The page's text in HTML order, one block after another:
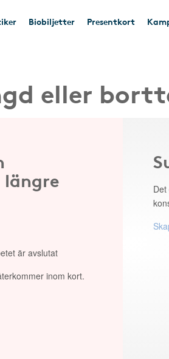
Biobiljetter Presentkort
eller
är avslutat
inom kort.